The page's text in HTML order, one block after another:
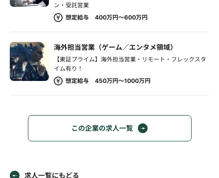
ン・受託営業
想定給与 400万円～600万円
海外担当営業（ゲーム／エンタメ領域）
【東証プライム】海外担当営業・リモート・フレックスタ
イム有り！
想定給与 450万円～1000万円
この企業の求人一覧
求人一覧にもどる